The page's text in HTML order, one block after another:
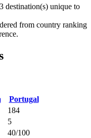
3 destination(s) unique to
from country ranking
Portugal
184
5
40/100